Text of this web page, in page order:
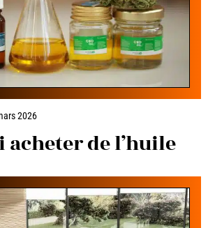
2026
acheter de l’huile